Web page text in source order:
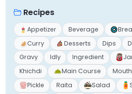
Recipes
Appetizer Beverage
Curry
Desserts Dips
Gravy
Idly Ingredient
Khichdi
Main Course
Pickle
Raita Salad